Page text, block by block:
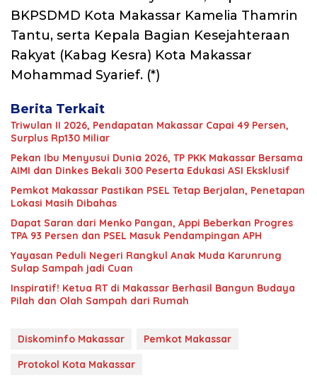
BKPSDMD Kota Makassar Kamelia Thamrin
Tantu, serta Kepala Bagian Kesejahteraan
Rakyat (Kabag Kesra) Kota Makassar
Mohammad Syarief. (*)
Berita Terkait
Triwulan II 2026, Pendapatan Makassar Capai 49 Persen,
Surplus Rp130 Miliar
Pekan Ibu Menyusui Dunia 2026, TP PKK Makassar Bersama
AIMI dan Dinkes Bekali 300 Peserta Edukasi ASI Eksklusif
Pemkot Makassar Pastikan PSEL Tetap Berjalan, Penetapan
Lokasi Masih Dibahas
Dapat Saran dari Menko Pangan, Appi Beberkan Progres
TPA 93 Persen dan PSEL Masuk Pendampingan APH
Yayasan Peduli Negeri Rangkul Anak Muda Karunrung
Sulap Sampah jadi Cuan
Inspiratif! Ketua RT di Makassar Berhasil Bangun Budaya
Pilah dan Olah Sampah dari Rumah
Diskominfo Makassar
Pemkot Makassar
Protokol Kota Makassar